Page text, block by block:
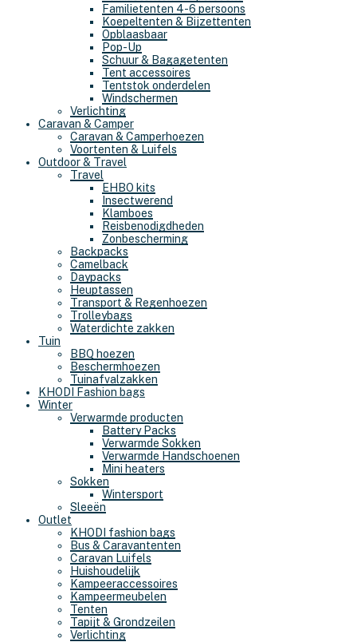
Familietenten 4-6 persoons
Koepeltenten & Bijzettenten
Opblaasbaar
Pop-Up
Schuur & Bagagetenten
Tent accessoires
Tentstok onderdelen
Windschermen
Verlichting
Caravan & Camper
Caravan & Camperhoezen
Voortenten & Luifels
Outdoor & Travel
Travel
EHBO kits
Insectwerend
Klamboes
Reisbenodigdheden
Zonbescherming
Backpacks
Camelback
Daypacks
Heuptassen
Transport & Regenhoezen
Trolleybags
Waterdichte zakken
Tuin
BBQ hoezen
Beschermhoezen
Tuinafvalzakken
KHODI Fashion bags
Winter
Verwarmde producten
Battery Packs
Verwarmde Sokken
Verwarmde Handschoenen
Mini heaters
Sokken
Wintersport
Sleeën
Outlet
KHODI fashion bags
Bus & Caravantenten
Caravan Luifels
Huishoudelijk
Kampeeraccessoires
Kampeermeubelen
Tenten
Tapijt & Grondzeilen
Verlichting